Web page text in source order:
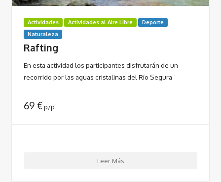
Actividades Actividades al Aire Libre
Deporte
Naturaleza
Rafting
En esta actividad los participantes disfrutarán de un
recorrido por las aguas cristalinas del Río Segura
69 € p/p
Leer Más